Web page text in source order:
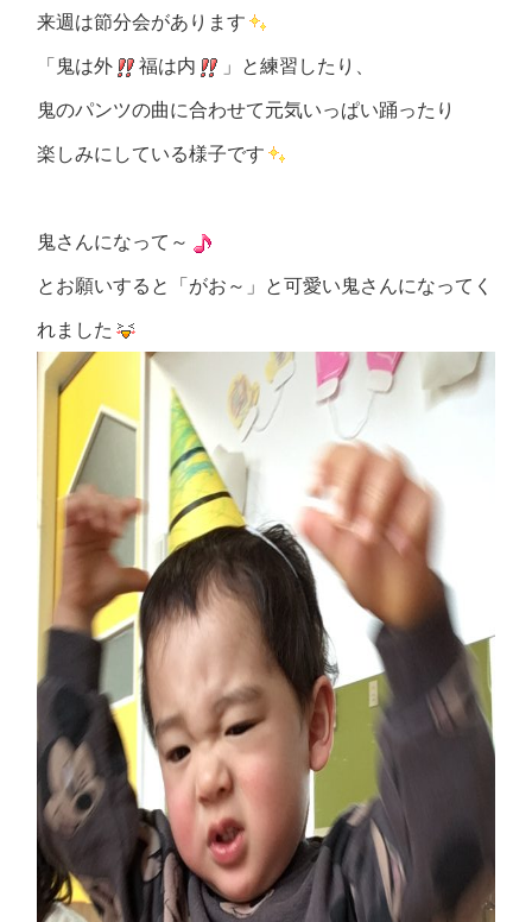
来週は節分会があります
「鬼は外 福は内 」と練習したり、
鬼のパンツの曲に合わせて元気いっぱい踊ったり
楽しみにしている様子です
鬼さんになって～
とお願いすると「がお～」と可愛い鬼さんになってく
れました